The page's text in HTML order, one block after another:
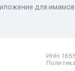
для имамов
ИНН